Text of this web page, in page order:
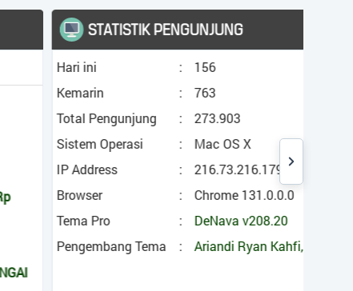
STATISTIK PENGUNJUNG
Pengunjung
:
273.903
Operasi
:
Mac OS X
:
216.73.216.179
Chrome 131.0.0.0
DeNava v208.20
Tema
: Ariandi Ryan Kahfi, S.Pd.